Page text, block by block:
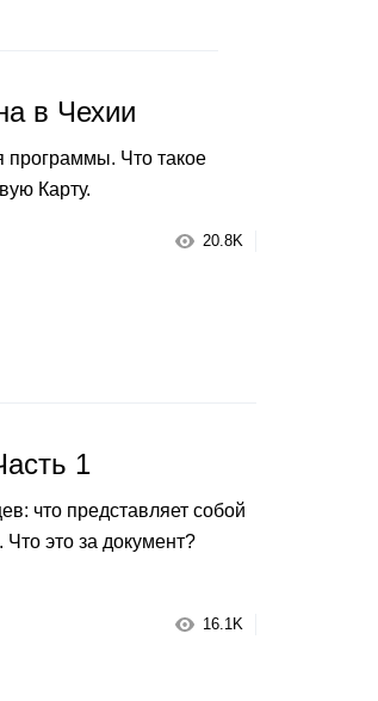
в Чехии
программы. Что такое
Карту.
20.8K
1
что представляет собой
это за документ?
16.1K